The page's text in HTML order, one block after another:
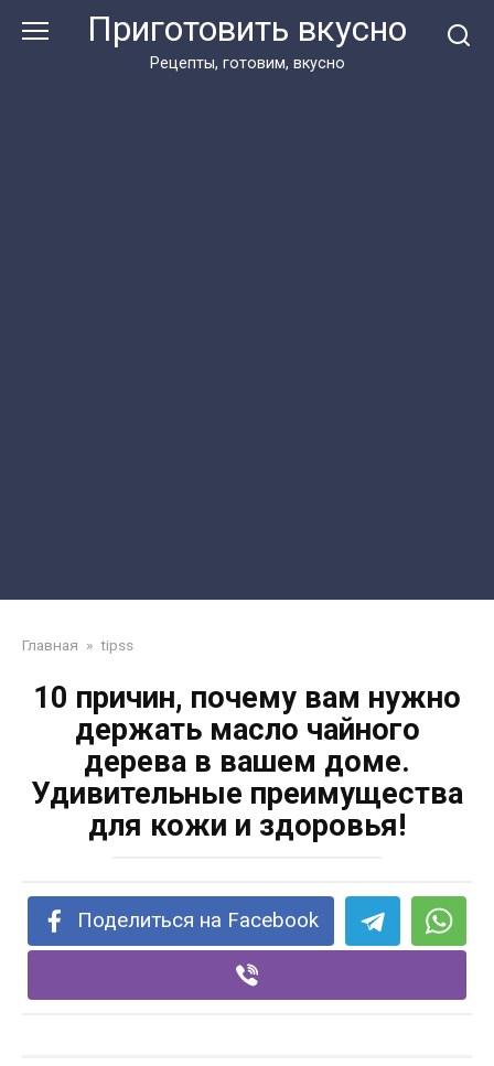
Приготовить вкусно
Рецепты, готовим, вкусно
Главная » tipss
10 причин, почему вам нужно
держать масло чайного
дерева в вашем доме.
Удивительные преимущества
для кожи и здоровья!
Поделиться на Facebook